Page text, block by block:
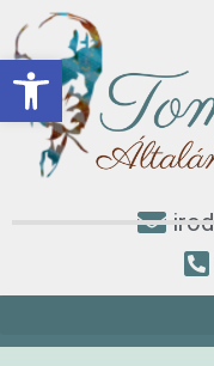
Eszköztár megnyitása